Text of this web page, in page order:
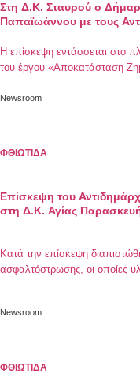
Στη Δ.Κ. Σταυρού ο
Παπαϊωάννου με τους
Η επίσκεψη εντάσσεται στο
του έργου «Αποκατάσταση
Newsroom
ΦΘΙΩΤΙΔΑ
Επίσκεψη του
στη Δ.Κ. Αγίας
Κατά την επίσκεψη
ασφαλτόστρωσης, οι οποίες
Newsroom
ΦΘΙΩΤΙΔΑ